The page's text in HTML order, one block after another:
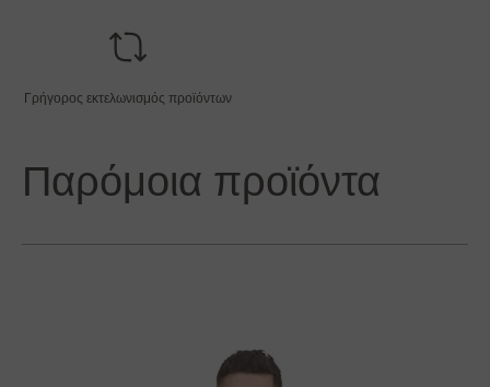
Γρήγορος εκτελωνισμός προϊόντων
Παρόμοια προϊόντα